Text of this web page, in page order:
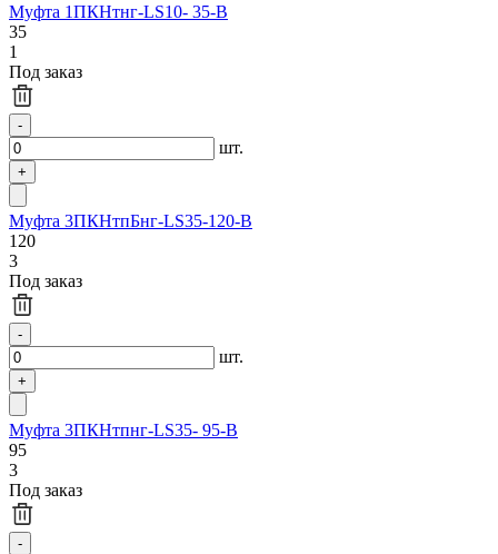
Муфта 1ПКНтнг-LS10- 35-В
35
1
Под заказ
шт.
Муфта 3ПКНтпБнг-LS35-120-В
120
3
Под заказ
шт.
Муфта 3ПКНтпнг-LS35- 95-В
95
3
Под заказ